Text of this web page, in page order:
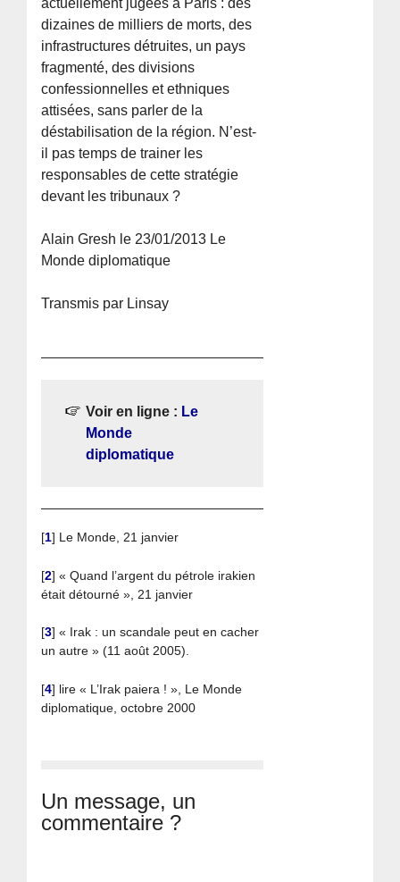
dizaines de milliers de morts, des
infrastructures détruites, un pays
fragmenté, des divisions
confessionnelles et ethniques
attisées, sans parler de la
déstabilisation de la région. N’est-
il pas temps de trainer les
responsables de cette stratégie
devant les tribunaux ?
Alain Gresh le 23/01/2013 Le
Monde diplomatique
Transmis par Linsay
Voir en ligne : Le
Monde
diplomatique
[1] Le Monde, 21 janvier
[2]« Quand l’argent du pétrole irakien
était détourné », 21 janvier
[3]« Irak : un scandale peut en cacher
un autre » (11 août 2005).
[4] lire « L’Irak paiera ! », Le Monde
diplomatique, octobre 2000
Un message, un
commentaire ?